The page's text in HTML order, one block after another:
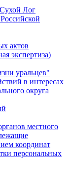
Лог
актов
экспертиза)
уральцев"
в интересах
округа
местного
координат
персональных